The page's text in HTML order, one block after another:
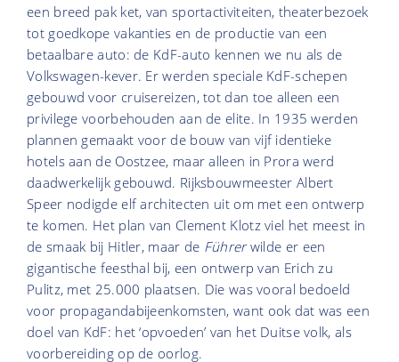
een breed pak ket, van sportactiviteiten, theaterbezoek
tot goedkope vakanties en de productie van een
betaalbare auto: de KdF-auto kennen we nu als de
Volkswagen-kever. Er werden speciale KdF-schepen
gebouwd voor cruisereizen, tot dan toe alleen een
privilege voorbehouden aan de elite. In 1935 werden
plannen gemaakt voor de bouw van vijf identieke
hotels aan de Oostzee, maar alleen in Prora werd
daadwerkelijk gebouwd. Rijksbouwmeester Albert
Speer nodigde elf architecten uit om met een ontwerp
te komen. Het plan van Clement Klotz viel het meest in
de smaak bij Hitler, maar de Führerwilde er een
gigantische feesthal bij, een ontwerp van Erich zu
Pulitz, met 25.000 plaatsen. Die was vooral bedoeld
voor propagandabijeenkomsten, want ook dat was een
doel van KdF: het ‘opvoeden’ van het Duitse volk, als
voorbereiding op de oorlog.